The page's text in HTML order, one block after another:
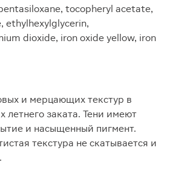
tocopheryl acetate,
ethylhexylglycerin,
dioxide, iron oxide yellow, iron
и мерцающих текстур в
летнего заката. Тени имеют
и насыщенный пигмент.
текстура не скатывается и